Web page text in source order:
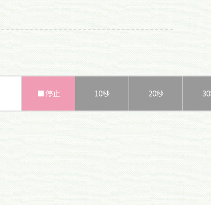
■ 停止 10秒 20秒